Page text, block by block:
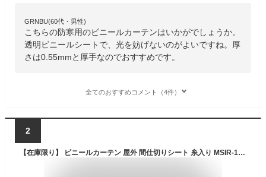
GRNBU(60代・男性)
こちらの防寒用のビニールカーテンはいかがでしょうか。
透明ビニールシートで、光を妨げないのがよいですね。厚
さは0.55mmと厚手なのでおすすめです。
全てのおすすめコメント（4件）
2
【在庫限り】 ビニールカーテン 屋外 間仕切りシート 糸入り MSIR-1836 180cmx360cm ベランダ 雨よけ 日除け 遮熱 洗濯物カバー UVカット マンション 目隠し ベランダカーテン 雨除けカバー 目隠しシート 日よけ 花粉 黄砂 業務用 日本製 送料無料【490150】